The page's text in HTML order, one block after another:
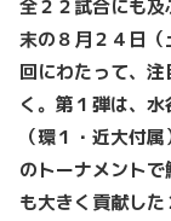
全２２試合にも
末の８月２４日
回にわたって、
く。第１弾は、
（環１・近大付
のトーナメント
も大きく貢献し